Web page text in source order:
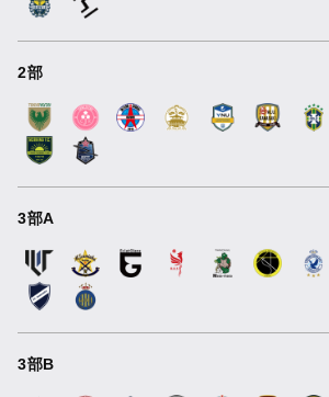
2部
3部A
3部B